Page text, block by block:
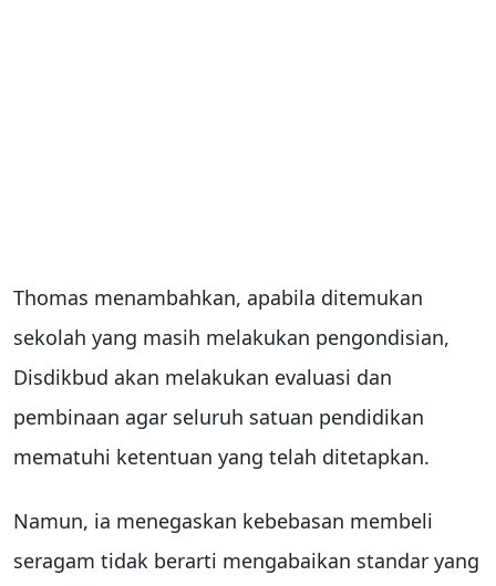
Thomas menambahkan, apabila ditemukan
sekolah yang masih melakukan pengondisian,
Disdikbud akan melakukan evaluasi dan
pembinaan agar seluruh satuan pendidikan
mematuhi ketentuan yang telah ditetapkan.
Namun, ia menegaskan kebebasan membeli
seragam tidak berarti mengabaikan standar yang